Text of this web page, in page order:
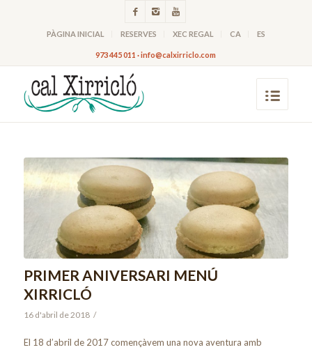
PÀGINA INICIAL RESERVES XEC REGAL CA ES
973 445 011 · info@calxirriclo.com
PRIMER ANIVERSARI MENÚ
XIRRICLÓ
16 d'abril de 2018 /
El 18 d’abril de 2017 començàvem una nova aventura amb